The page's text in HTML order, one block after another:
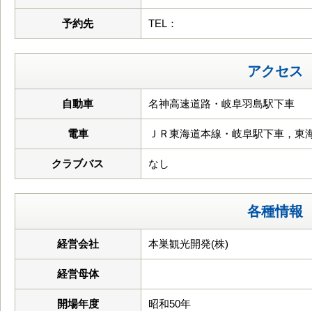
予約先 TEL：
アクセス
自動車 名神高速道路・岐阜羽島駅下車
電車 ＪＲ東海道本線・岐阜駅下車，
クラブバス なし
各種情報
経営会社 本巣観光開発(株)
経営母体
開場年度 昭和50年